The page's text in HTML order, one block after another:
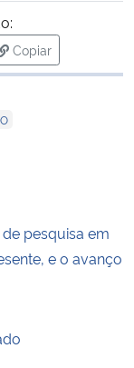
Copiar
para área de
pesquisa em
e o avanço